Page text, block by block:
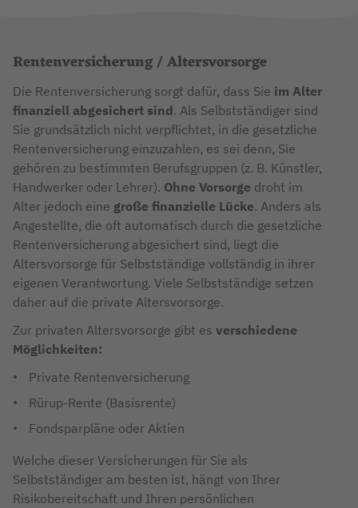
Rentenversicherung / Altersvorsorge
Die Rentenversicherung sorgt dafür, dass Sie im Alter
finanziell abgesichert sind. Als Selbstständiger sind
Sie grundsätzlich nicht verpflichtet, in die gesetzliche
Rentenversicherung einzuzahlen, es sei denn, Sie
gehören zu bestimmten Berufsgruppen (z. B. Künstler,
Handwerker oder Lehrer). Ohne Vorsorge droht im
Alter jedoch eine große finanzielle Lücke. Anders als
Angestellte, die oft automatisch durch die gesetzliche
Rentenversicherung abgesichert sind, liegt die
Altersvorsorge für Selbstständige vollständig in ihrer
eigenen Verantwortung. Viele Selbstständige setzen
daher auf die private Altersvorsorge.
Zur privaten Altersvorsorge gibt es verschiedene
Möglichkeiten:
Private Rentenversicherung
Rürup-Rente (Basisrente)
Fondsparpläne oder Aktien
Welche dieser Versicherungen für Sie als
Selbstständiger am besten ist, hängt von Ihrer
Risikobereitschaft und Ihren persönlichen